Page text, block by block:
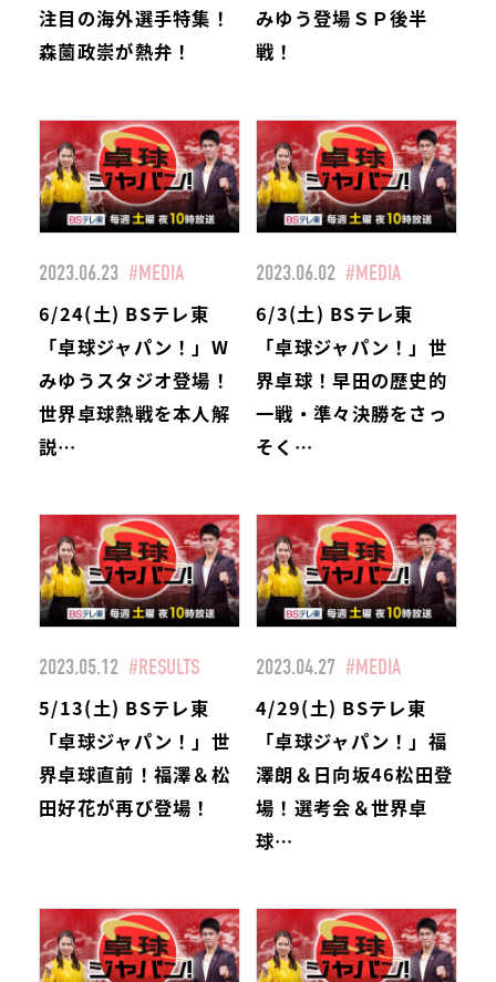
注目の海外選手特集！
森薗政崇が熱弁！
みゆう登場ＳＰ後半
戦！
2023.06.23 #MEDIA
6/24(土) BSテレ東
「卓球ジャパン！」W
みゆうスタジオ登場！
世界卓球熱戦を本人解
説…
2023.06.02 #MEDIA
6/3(土) BSテレ東
「卓球ジャパン！」世
界卓球！早田の歴史的
一戦・準々決勝をさっ
そく…
2023.05.12 #RESULTS
5/13(土) BSテレ東
「卓球ジャパン！」世
界卓球直前！福澤＆松
田好花が再び登場！
2023.04.27 #MEDIA
4/29(土) BSテレ東
「卓球ジャパン！」福
澤朗＆日向坂46松田登
場！選考会＆世界卓
球…